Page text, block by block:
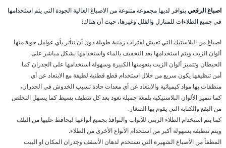
اصباغ الرقعييتوافر لديها مجموعة متنوعة من الاصباغ العالية الجودة التي يتم استخدامها
في جميع الطلاءات للمنازل والفلل وغيرها، حيث أن هناك:
اصباغ من البلاستيك التي تعيش لفترات زمنية طويلة دون أن تتأثر بأي عوامل جوية منها
ألوان الزيت ويتم استخدامها بعد التخفيف بالماء واستخدامها بشكل مباشر على
الحيطان وتتميز ألوان الزيت بنعومتها الكبيرة وسهولة استخدامها على الجدران كما
أمن تنظيفها يكون سريع من خلال استخدام قطع قطنية لطيفة مع الابتعاد عن أي
منظفات بها مواد كيميائية والابتعاد عن أي معدات حادة تسبب الخدوش في الجدران،
كما تتميز الألوان البلاستيكية بلمعة جميلة تعود بعد كل تنظيف بسيط كما يسهل التخلص
من البقع والكتابة التي يقوم بها الصغار.
كما يتم استخدام الطلاء الزيتي للأبواب والنوافذ بجميع أنواعها ليحافظ عليها من التلف
ويتم تنظيفه بسهولة أكبر من استخدام الأنواع الأخرى من الطلاء.
المطفأ من الأصباغ الشهيرة التي تستخدم لدهان الأسقف وجدران المكان او البيت